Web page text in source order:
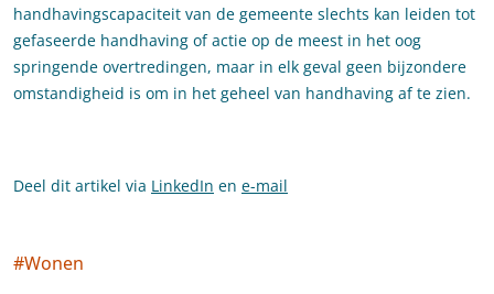
handhavingscapaciteit van de gemeente slechts kan leiden tot
gefaseerde handhaving of actie op de meest in het oog
springende overtredingen, maar in elk geval geen bijzondere
omstandigheid is om in het geheel van handhaving af te zien.
Deel dit artikel via LinkedIn en e-mail
Social tags
#Wonen